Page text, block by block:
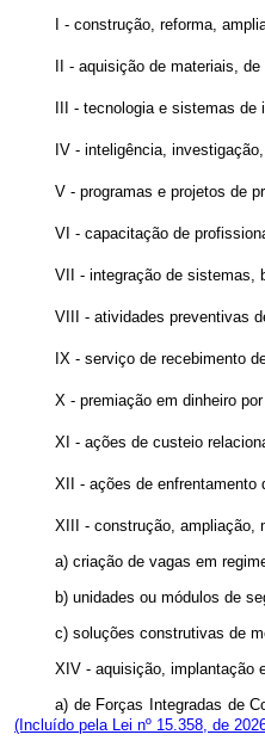
I - construção, reforma,
II - aquisição de materiais,
III - tecnologia e sistemas
IV - inteligência,
V - programas e projetos de
VI - capacitação de
VII - integração de sistemas,
VIII - atividades preventivas
IX - serviço de recebimento
X - premiação em dinheiro
XI - ações de custeio
XII - ações de
XIII - construção, ampliação,
a) criação de vagas em
b) unidades ou módulos de
c) soluções construtivas de
XIV - aquisição, implantação
a) de Forças Integradas de
(Incluído pela Lei nº 15.358, de